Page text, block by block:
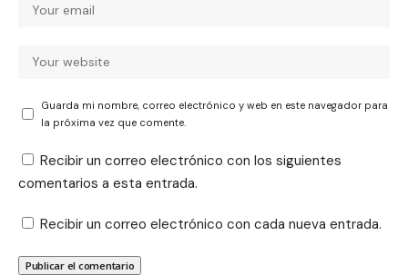
Guarda mi nombre, correo electrónico y web en este navegador para
la próxima vez que comente.
Recibir un correo electrónico con los siguientes
comentarios a esta entrada.
Recibir un correo electrónico con cada nueva entrada.